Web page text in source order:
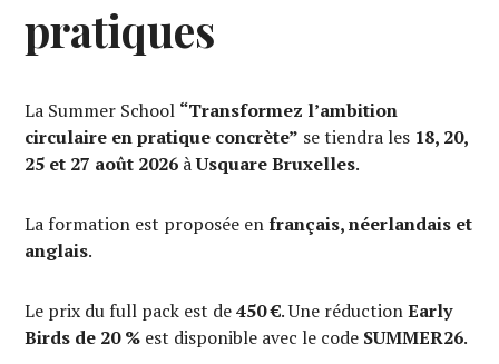
pratiques
La Summer School “Transformez l’ambition
circulaire en pratique concrète” se tiendra les 18, 20,
25 et 27 août 2026 àUsquare Bruxelles.
La formation est proposée enfrançais, néerlandais et
anglais.
Le prix du full pack est de450 €. Une réductionEarly
Birds de 20 % est disponible avec le code SUMMER26.